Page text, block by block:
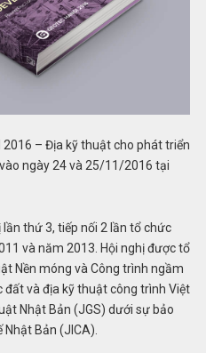
2016 – Địa kỹ thuật cho phát triển
ngày 24 và 25/11/2016 tại
lần thứ 3, tiếp nối 2 lần tổ chức
và năm 2013. Hội nghị được tổ
Nền móng và Công trình ngầm
đất và địa kỹ thuật công trình Việt
Nhật Bản (JGS) dưới sự bảo
Bản (JICA).